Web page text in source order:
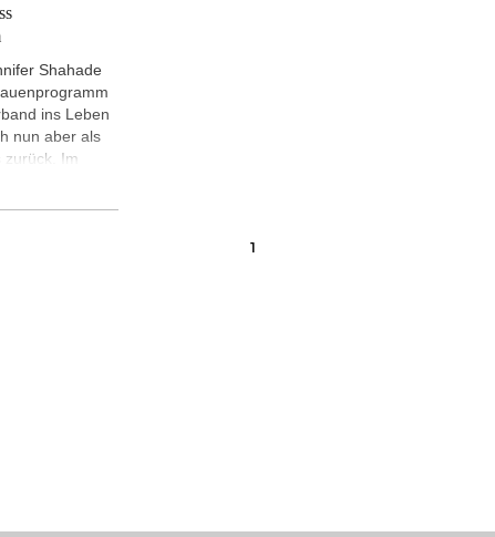
Shahade
ins Leben
nun aber als
zurück. Im
gegen
1